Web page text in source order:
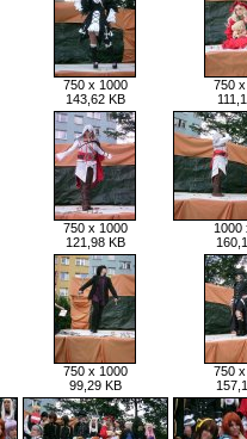
750 x 1000
143,62 KB
750
750 x 1000
121,98 KB
1000
750 x 1000
99,29 KB
750